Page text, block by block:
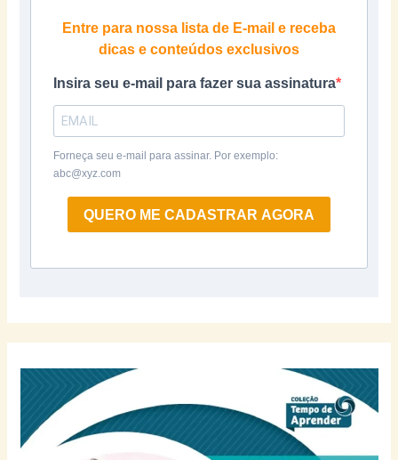
Entre para nossa lista de E-mail e receba
dicas e conteúdos exclusivos
Insira seu e-mail para fazer sua assinatura
Forneça seu e-mail para assinar. Por exemplo:
abc@xyz.com
QUERO ME CADASTRAR AGORA